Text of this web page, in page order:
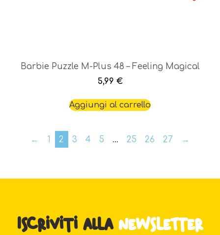
Barbie Puzzle M-Plus 48 – Feeling Magical
5,99 €
Aggiungi al carrello
← 1 2 3 4 5 … 25 26 27 →
Iscriviti alla newsletter